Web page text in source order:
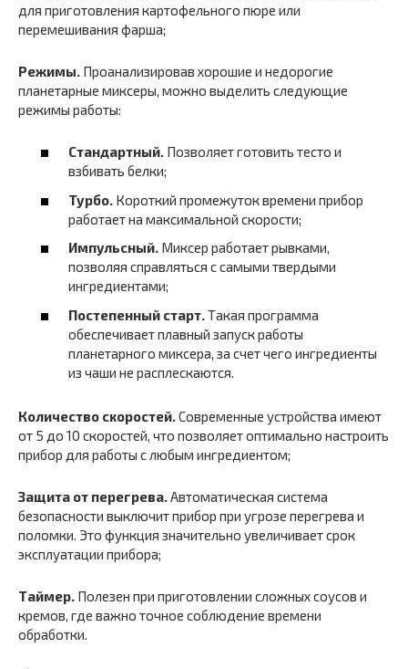
для приготовления картофельного пюре или
перемешивания фарша;
Режимы. Проанализировав хорошие и недорогие
планетарные миксеры, можно выделить следующие
режимы работы:
Стандартный. Позволяет готовить тесто и
взбивать белки;
Турбо. Короткий промежуток времени прибор
работает на максимальной скорости;
Импульсный. Миксер работает рывками,
позволяя справляться с самыми твердыми
ингредиентами;
Постепенный старт. Такая программа
обеспечивает плавный запуск работы
планетарного миксера, за счет чего ингредиенты
из чаши не расплескаются.
Количество скоростей. Современные устройства имеют
от 5 до 10 скоростей, что позволяет оптимально настроить
прибор для работы с любым ингредиентом;
Защита от перегрева. Автоматическая система
безопасности выключит прибор при угрозе перегрева и
поломки. Это функция значительно увеличивает срок
эксплуатации прибора;
Таймер. Полезен при приготовлении сложных соусов и
кремов, где важно точное соблюдение времени
обработки.